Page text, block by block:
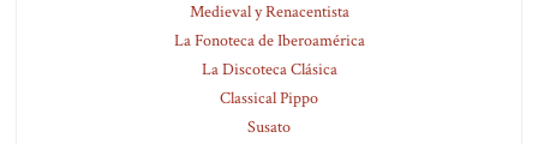
Medieval y Renacentista
La Fonoteca de Iberoamérica
La Discoteca Clásica
Classical Pippo
Susato